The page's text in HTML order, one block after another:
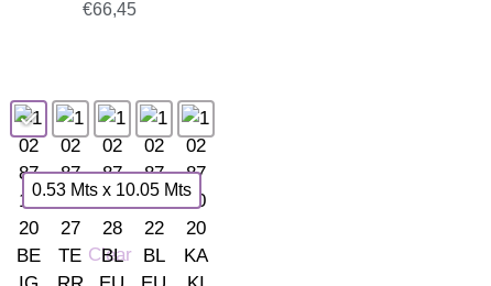
€66,45
0.53 Mts x 10.05 Mts
Clear